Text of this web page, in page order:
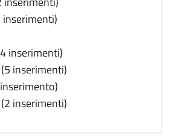
inserimenti)
inserimenti)
(5 inserimenti)
(2 inserimenti)